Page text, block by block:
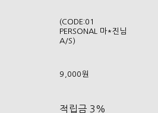
(CODE:01
PERSONAL 마*진님
A/S)
9,000원
적립금 3%